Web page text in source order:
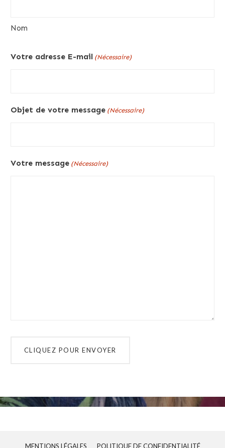
Nom
Votre adresse E-mail (Nécessaire)
Objet de votre message (Nécessaire)
Votre message (Nécessaire)
MENTIONS LÉGALES POLITIQUE DE CONFIDENTIALITÉ